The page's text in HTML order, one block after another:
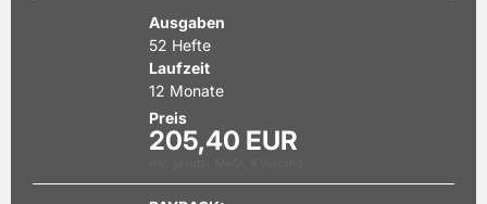
Ausgaben
52 Hefte
Laufzeit
12 Monate
Preis
205,40 EUR